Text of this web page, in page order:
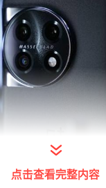
打开今日头条查看图片详情
点击查看完整内容